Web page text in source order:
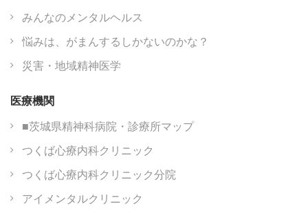
みんなのメンタルヘルス
悩みは、がまんするしかないのかな？
災害・地域精神医学
医療機関
■茨城県精神科病院・診療所マップ
つくば心療内科クリニック
つくば心療内科クリニック分院
アイメンタルクリニック